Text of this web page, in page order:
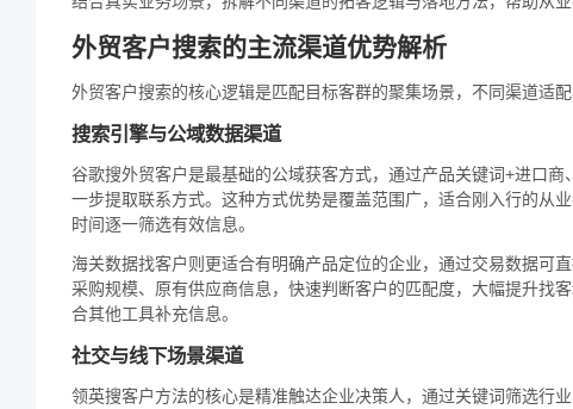
外贸客户搜索的主流渠道优势解析
外贸客户搜索的核心逻辑是匹配目标客群的聚集场景，不同渠道适
搜索引擎与公域数据渠道
谷歌搜外贸客户是最基础的公域获客方式，通过产品关键词+进口
一步提取联系方式。这种方式优势是覆盖范围广，适合刚入行的从
时间逐一筛选有效信息。
海关数据找客户则更适合有明确产品定位的企业，通过交易数据可
采购规模、原有供应商信息，快速判断客户的匹配度，大幅提升找
合其他工具补充信息。
社交与线下场景渠道
领英搜客户方法的核心是精准触达企业决策人，通过关键词筛选行